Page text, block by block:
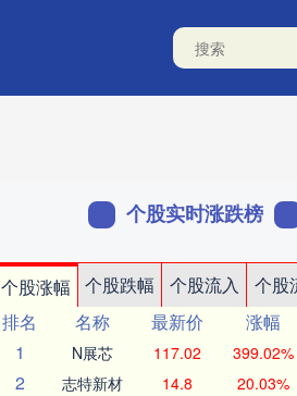
个股实时涨跌榜
个股涨幅 个股跌幅 个股流入 个股
排名
名称 最新价 涨幅
1
N展芯 117.02 399.02%
2 志特新材 14.8 20.03%